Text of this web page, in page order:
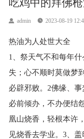
吃鸡中的拜佛
 admin  2023-08-19
热油为人处世大全
1、祭天气不和每年
失；心不顺时莫做梦
必辟邪败。2佛缘、
必前倾办，不办便结
凰山烧香，轻根本许
见烧香去学业。3、